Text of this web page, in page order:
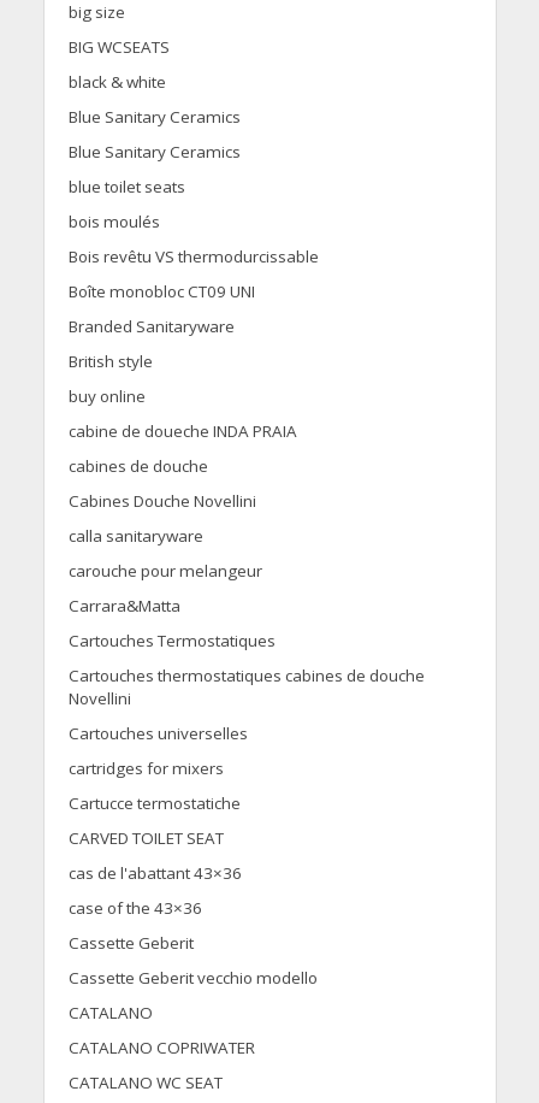
big size
BIG WCSEATS
black & white
Blue Sanitary Ceramics
Blue Sanitary Ceramics
blue toilet seats
bois moulés
Bois revêtu VS thermodurcissable
Boîte monobloc CT09 UNI
Branded Sanitaryware
British style
buy online
cabine de doueche INDA PRAIA
cabines de douche
Cabines Douche Novellini
calla sanitaryware
carouche pour melangeur
Carrara&Matta
Cartouches Termostatiques
Cartouches thermostatiques cabines de douche
Novellini
Cartouches universelles
cartridges for mixers
Cartucce termostatiche
CARVED TOILET SEAT
cas de l'abattant 43×36
case of the 43×36
Cassette Geberit
Cassette Geberit vecchio modello
CATALANO
CATALANO COPRIWATER
CATALANO WC SEAT